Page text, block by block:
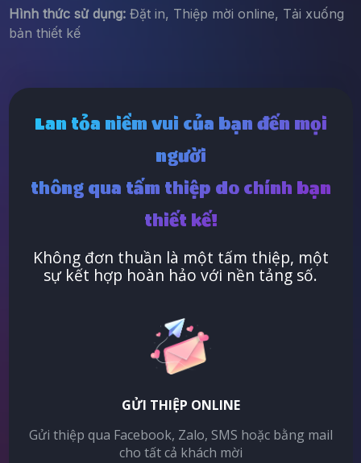
Hình thức sử dụng:Đặt in, Thiệp mời online, Tải xuống
bản thiết kế
Lan tỏa niềm vui của bạn đến mọi
người
thông qua tấm thiệp do chính bạn
thiết kế!
Không đơn thuần là một tấm thiệp, một
sự kết hợp hoàn hảo với nền tảng số.
GỬI THIỆP ONLINE
Gửi thiệp qua Facebook, Zalo, SMS hoặc bằng mail
cho tất cả khách mời